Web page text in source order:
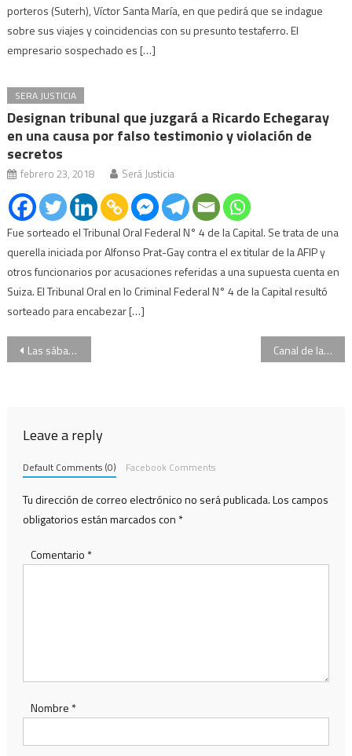
porteros (Suterh), Víctor Santa María, en que pedirá que se indague
sobre sus viajes y coincidencias con su presunto testaferro. El
empresario sospechado es […]
SERA JUSTICIA
Designan tribunal que juzgará a Ricardo Echegaray
en una causa por falso testimonio y violación de
secretos
febrero 23, 2018 Será Justicia
Fue sorteado el Tribunal Oral Federal N° 4 de la Capital. Se trata de una
querella iniciada por Alfonso Prat-Gay contra el ex titular de la AFIP y
otros funcionarios por acusaciones referidas a una supuesta cuenta en
Suiza. El Tribunal Oral en lo Criminal Federal N° 4 de la Capital resultó
sorteado para encabezar […]
Navegación
Las sábanas y zapatillas encontradas no serían de la odontóloga desaparecida Canal de la Mancha: reanudaron la búsqueda de la avioneta en la que viajaba Emiliano Sala
Leave a reply
Default Comments (0) Facebook Comments
Tu dirección de correo electrónico no será publicada.Los campos
obligatorios están marcados con *
Comentario *
Nombre *